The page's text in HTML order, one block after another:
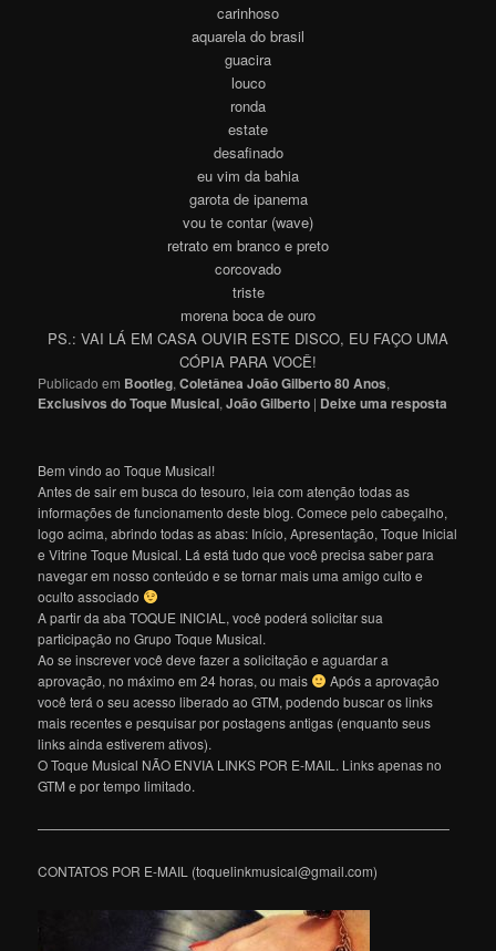
carinhoso
aquarela do brasil
guacira
louco
ronda
estate
desafinado
eu vim da bahia
garota de ipanema
vou te contar (wave)
retrato em branco e preto
corcovado
triste
morena boca de ouro
PS.: VAI LÁ EM CASA OUVIR ESTE DISCO, EU FAÇO UMA
CÓPIA PARA VOCÊ!
Publicado em Bootleg,Coletânea João Gilberto 80 Anos,
Exclusivos do Toque Musical,João Gilberto | Deixe uma resposta
Bem vindo ao Toque Musical!
Antes de sair em busca do tesouro, leia com atenção todas as
informações de funcionamento deste blog. Comece pelo cabeçalho,
logo acima, abrindo todas as abas: Início, Apresentação, Toque Inicial
e Vitrine Toque Musical. Lá está tudo que você precisa saber para
navegar em nosso conteúdo e se tornar mais uma amigo culto e
oculto associado
A partir da aba TOQUE INICIAL, você poderá solicitar sua
participação no Grupo Toque Musical.
Ao se inscrever você deve fazer a solicitação e aguardar a
aprovação, no máximo em 24 horas, ou mais
Após a aprovação
você terá o seu acesso liberado ao GTM, podendo buscar os links
mais recentes e pesquisar por postagens antigas (enquanto seus
links ainda estiverem ativos).
O Toque Musical NÃO ENVIA LINKS POR E-MAIL. Links apenas no
GTM e por tempo limitado.
———————————————————————————————
CONTATOS POR E-MAIL (toquelinkmusical@gmail.com)